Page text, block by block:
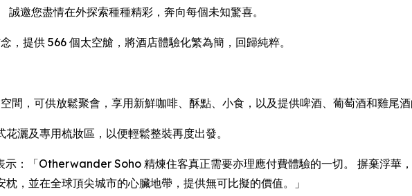
邀您盡情在外探索種種精彩，奔向每個未知驚喜。
提供 566 個太空艙，將酒店體驗化繁為簡，回歸純粹。
，可供放鬆聚會，享用新鮮咖啡、酥點、小食，以及提供啤酒、葡萄酒和雞尾酒
灑及專用梳妝區，以便輕鬆整裝再度出發。
示：「Otherwander Soho 精煉住客真正需要亦理應付費體驗的一切。 摒棄浮華，
，並在全球頂尖城市的心臟地帶，提供無可比擬的價值。」